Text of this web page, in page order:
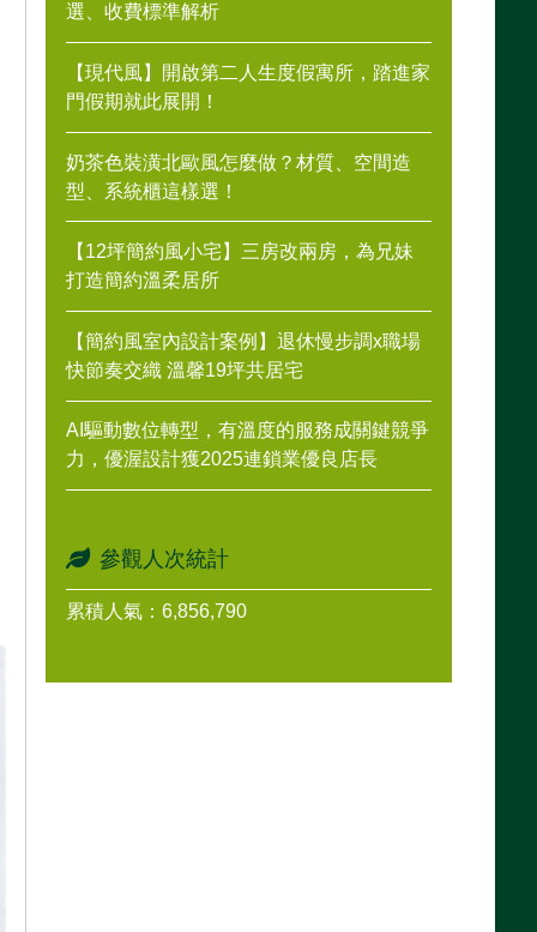
選、收費標準解析
【現代風】開啟第二人生度假寓所，踏進家
門假期就此展開！
奶茶色裝潢北歐風怎麼做？材質、空間造
型、系統櫃這樣選！
【12坪簡約風小宅】三房改兩房，為兄妹
打造簡約溫柔居所
【簡約風室內設計案例】退休慢步調x職場
快節奏交織 溫馨19坪共居宅
AI驅動數位轉型，有溫度的服務成關鍵競爭
力，優渥設計獲2025連鎖業優良店長
參觀人次統計
累積人氣：6,856,790